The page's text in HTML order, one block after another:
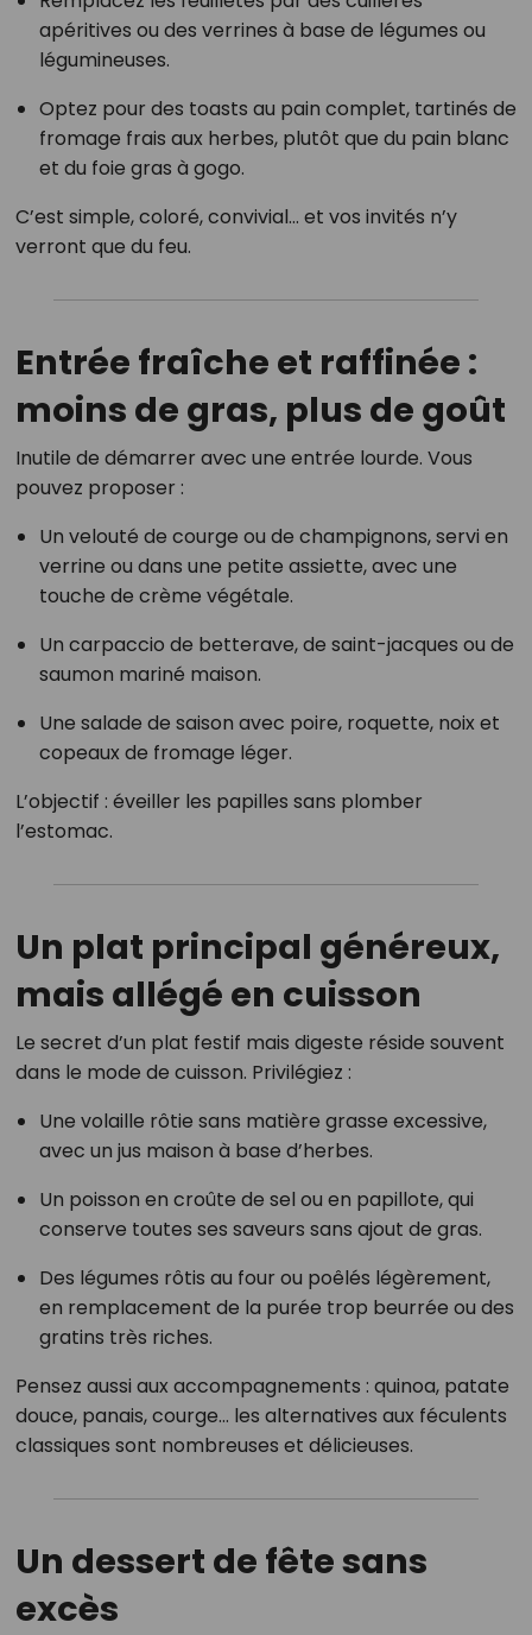
apéritives ou des verrines à base de légumes ou
légumineuses.
Optez pour des toasts au pain complet, tartinés de
fromage frais aux herbes, plutôt que du pain blanc
et du foie gras à gogo.
C’est simple, coloré, convivial… et vos invités n’y
verront que du feu.
Entrée fraîche et raffinée :
moins de gras, plus de goût
Inutile de démarrer avec une entrée lourde. Vous
pouvez proposer :
Un velouté de courge ou de champignons, servi en
verrine ou dans une petite assiette, avec une
touche de crème végétale.
Un carpaccio de betterave, de saint-jacques ou de
saumon mariné maison.
Une salade de saison avec poire, roquette, noix et
copeaux de fromage léger.
L’objectif : éveiller les papilles sans plomber
l’estomac.
Un plat principal généreux,
mais allégé en cuisson
Le secret d’un plat festif mais digeste réside souvent
dans le mode de cuisson. Privilégiez :
Une volaille rôtie sans matière grasse excessive,
avec un jus maison à base d’herbes.
Un poisson en croûte de sel ou en papillote, qui
conserve toutes ses saveurs sans ajout de gras.
Des légumes rôtis au four ou poêlés légèrement,
en remplacement de la purée trop beurrée ou des
gratins très riches.
Pensez aussi aux accompagnements : quinoa, patate
douce, panais, courge… les alternatives aux féculents
classiques sont nombreuses et délicieuses.
Un dessert de fête sans
excès